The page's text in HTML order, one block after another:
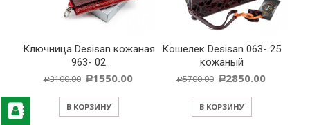
Ключница Desisan кожаная
963- 02
Р3100.00 Р1550.00
В КОРЗИНУ
Кошелек Desisan 063- 25
кожаный
Р5700.00 Р2850.00
В КОРЗИНУ